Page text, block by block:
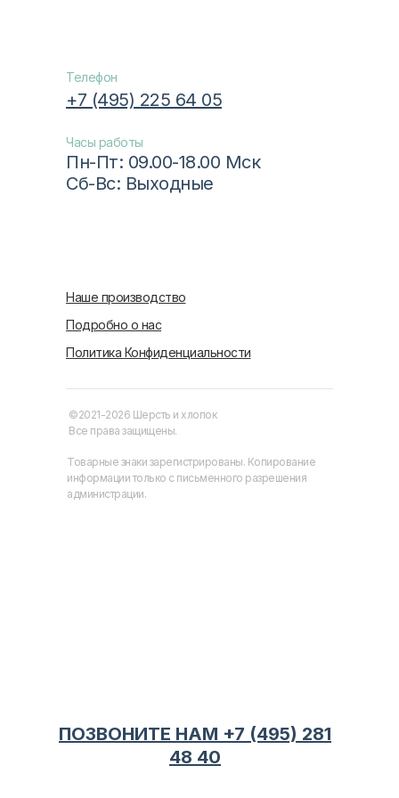
Телефон
+7 (495) 225 64 05
Часы работы
Пн-Пт: 09.00-18.00 Мск
Сб-Вс: Выходные
Наше производство
Подробно о нас
Политика Конфиденциальности
©2021-2026 Шерсть и хлопок
Все права защищены.
Товарные знаки зарегистрированы. Копирование
информации только с письменного разрешения
администрации.
ПОЗВОНИТЕ НАМ +7 (495) 281
48 40